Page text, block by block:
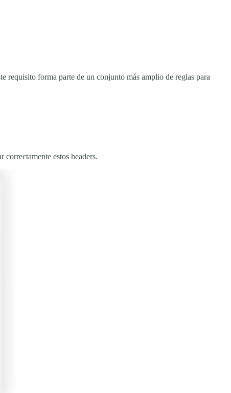
requisito forma parte de un conjunto más amplio de reglas para
estos headers.